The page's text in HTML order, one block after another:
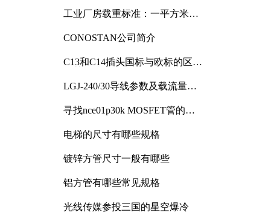
工业厂房载重标准：一平方米能
CONOSTAN公司简介
C13和C14插头国标与欧标的区别
LGJ-240/30导线参数及载流量解
寻找nce01p30k MOSFET管的合
电梯的尺寸有哪些规格
镀锌方管尺寸一般有哪些
铝方管有哪些常见规格
光线传媒参投三国的星空爆冷